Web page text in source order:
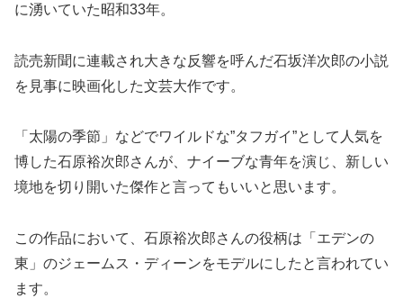
に湧いていた昭和33年。
読売新聞に連載され大きな反響を呼んだ石坂洋次郎の小説
を見事に映画化した文芸大作です。
「太陽の季節」などでワイルドな”タフガイ”として人気を
博した石原裕次郎さんが、ナイーブな青年を演じ、新しい
境地を切り開いた傑作と言ってもいいと思います。
この作品において、石原裕次郎さんの役柄は「エデンの
東」のジェームス・ディーンをモデルにしたと言われてい
ます。